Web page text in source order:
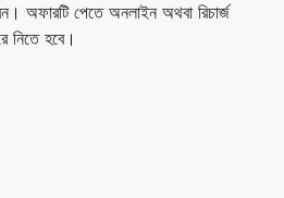
অফারটি পেতে অনলাইন অথবা রিচার্জ
নিতে হবে।